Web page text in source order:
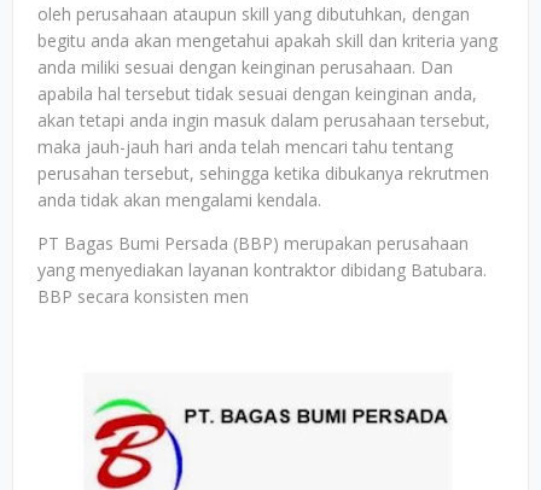
oleh perusahaan ataupun skill yang dibutuhkan, dengan
begitu anda akan mengetahui apakah skill dan kriteria yang
anda miliki sesuai dengan keinginan perusahaan. Dan
apabila hal tersebut tidak sesuai dengan keinginan anda,
akan tetapi anda ingin masuk dalam perusahaan tersebut,
maka jauh-jauh hari anda telah mencari tahu tentang
perusahan tersebut, sehingga ketika dibukanya rekrutmen
anda tidak akan mengalami kendala.
PT Bagas Bumi Persada (BBP) merupakan perusahaan
yang menyediakan layanan kontraktor dibidang Batubara.
BBP secara konsisten men